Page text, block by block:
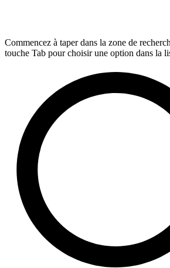
Commencez à taper dans la zone de
touche Tab pour choisir une option dans la